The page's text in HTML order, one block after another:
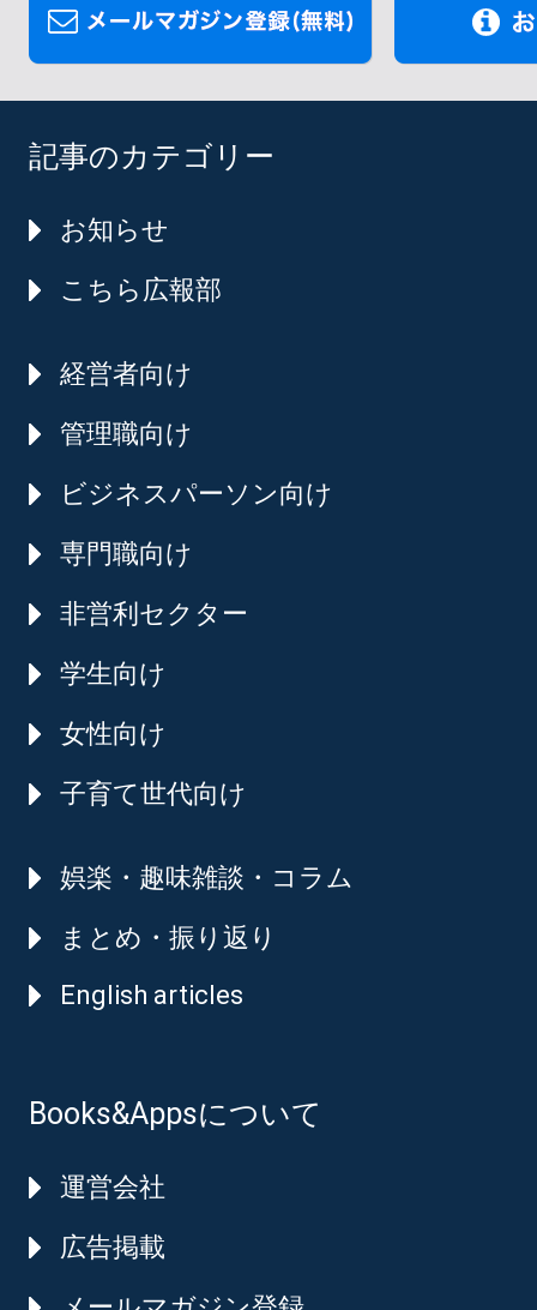
記事のカテゴリー
お知らせ
こちら広報部
経営者向け
管理職向け
ビジネスパーソン向け
専門職向け
非営利セクター
学生向け
女性向け
子育て世代向け
娯楽・趣味雑談・コラム
まとめ・振り返り
English articles
Books&Appsについて
運営会社
広告掲載